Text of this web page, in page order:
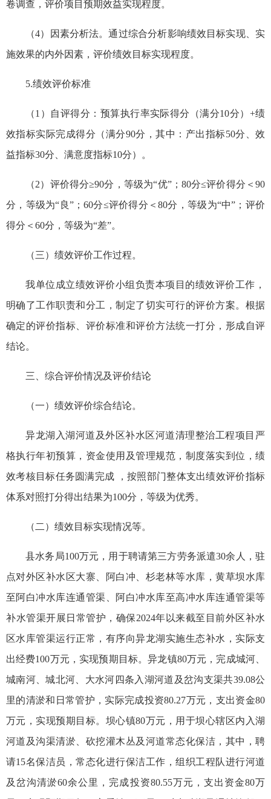
卷调查，评价项目预期效益实现程度。
（4）因素分析法。通过综合分析影响绩效目标实现、实
施效果的内外因素，评价绩效目标实现程度。
5.绩效评价标准
（1）自评得分：预算执行率实际得分（满分10分）+绩
效指标实际完成得分（满分90分，其中：产出指标50分、效
益指标30分、满意度指标10分）。
（2）评价得分≥90分，等级为“优”；80分≤评价得分＜90
分，等级为“良”；60分≤评价得分＜80分，等级为“中”；评价
得分＜60分，等级为“差”。
（三）绩效评价工作过程。
我单位成立绩效评价小组负责本项目的绩效评价工作，
明确了工作职责和分工，制定了切实可行的评价方案。根据
确定的评价指标、评价标准和评价方法统一打分，形成自评
结论。
三、综合评价情况及评价结论
（一）绩效评价综合结论。
异龙湖入湖河道及外区补水区河道清理整治工程项目严
格执行年初预算，资金使用及管理规范，制度落实到位，绩
效考核目标任务圆满完成 ，按照部门整体支出绩效评价指标
体系对照打分得出结果为100分，等级为优秀。
（二）绩效目标实现情况等。
县水务局100万元，用于聘请第三方劳务派遣30余人，驻
点对外区补水区大寨、阿白冲、杉老林等水库，黄草坝水库
至阿白冲水库连通管渠、阿白冲水库至高冲水库连通管渠等
补水管渠开展日常管护，确保2024年以来截至目前外区补水
区水库管渠运行正常，有序向异龙湖实施生态补水，实际支
出经费100万元，实现预期目标。异龙镇80万元，完成城河、
城南河、城北河、大水河四条入湖河道及岔沟支渠共39.08公
里的清淤和日常管护，实际完成投资80.27万元，支出资金80
万元，实现预期目标。坝心镇80万元，用于坝心辖区内入湖
河道及沟渠清淤、砍挖灌木丛及河道常态化保洁，其中，聘
请15名保洁员，常态化进行保洁工作，组织工程队进行河道
及岔沟清淤60余公里，完成投资80.55万元，支出资金80万